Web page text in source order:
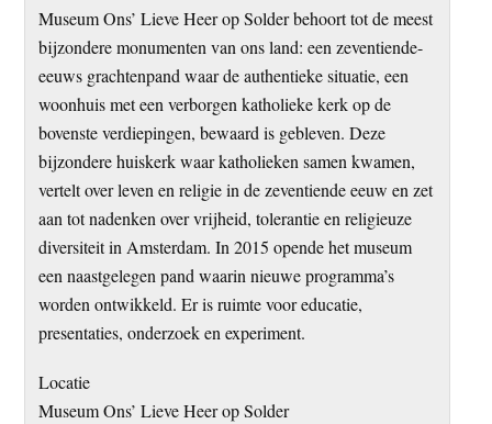
Museum Ons’ Lieve Heer op Solder behoort tot de meest
bijzondere monumenten van ons land: een zeventiende-
eeuws grachtenpand waar de authentieke situatie, een
woonhuis met een verborgen katholieke kerk op de
bovenste verdiepingen, bewaard is gebleven. Deze
bijzondere huiskerk waar katholieken samen kwamen,
vertelt over leven en religie in de zeventiende eeuw en zet
aan tot nadenken over vrijheid, tolerantie en religieuze
diversiteit in Amsterdam. In 2015 opende het museum
een naastgelegen pand waarin nieuwe programma’s
worden ontwikkeld. Er is ruimte voor educatie,
presentaties, onderzoek en experiment.
Locatie
Museum Ons’ Lieve Heer op Solder